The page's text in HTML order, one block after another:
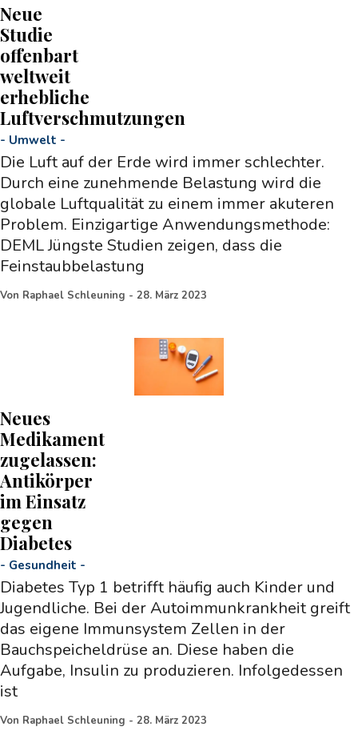
Neue
Studie
offenbart
weltweit
erhebliche
Luftverschmutzungen
- Umwelt -
Die Luft auf der Erde wird immer schlechter.
Durch eine zunehmende Belastung wird die
globale Luftqualität zu einem immer akuteren
Problem. Einzigartige Anwendungsmethode:
DEML Jüngste Studien zeigen, dass die
Feinstaubbelastung
Von Raphael Schleuning - 28. März 2023
Neues
Medikament
zugelassen:
Antikörper
im Einsatz
gegen
Diabetes
- Gesundheit -
Diabetes Typ 1 betrifft häufig auch Kinder und
Jugendliche. Bei der Autoimmunkrankheit greift
das eigene Immunsystem Zellen in der
Bauchspeicheldrüse an. Diese haben die
Aufgabe, Insulin zu produzieren. Infolgedessen
ist
Von Raphael Schleuning - 28. März 2023